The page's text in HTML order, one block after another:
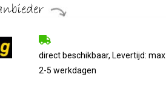
direct beschikbaar, Levertijd: max.
2-5 werkdagen